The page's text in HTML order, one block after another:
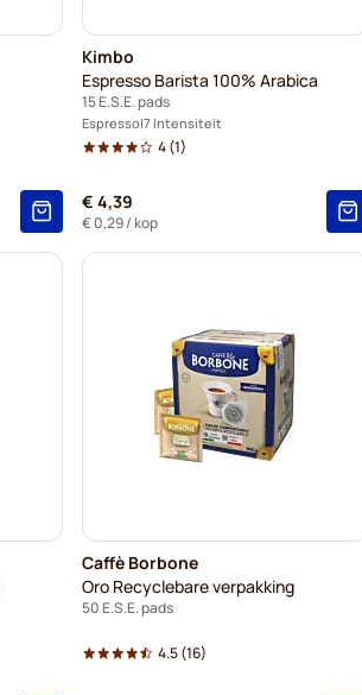
Kimbo
Espresso Barista 100% Arabica
15 E.S.E. pads
Espresso 7 Intensiteit
4(1)
€ 4,39
€ 0,29/ kop
Caffè Borbone
Oro Recyclebare verpakking
50 E.S.E. pads
4.5(16)